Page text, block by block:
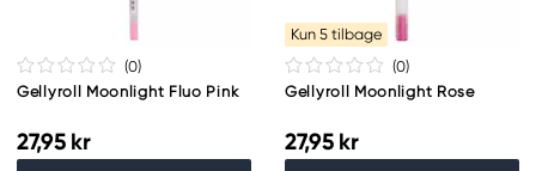
(0)
Gellyroll Moonlight Fluo Pink
27,95 kr
Kun 5 tilbage
(0)
Gellyroll Moonlight Rose
27,95 kr